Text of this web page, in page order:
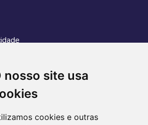
nosso site usa
cookies e outras